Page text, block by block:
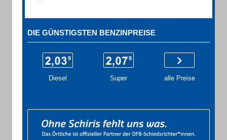
DIE GÜNSTIGSTEN BENZINPREISE
Diesel Super alle Preise